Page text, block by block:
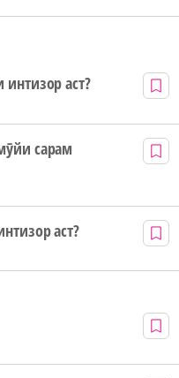
аст?
сарам
аст?